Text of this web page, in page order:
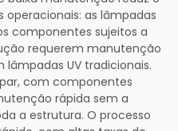
as lâmpadas
componentes sujeitos a
requerem manutenção
UV tradicionais.
com componentes
rápida sem a
a estrutura. O processo